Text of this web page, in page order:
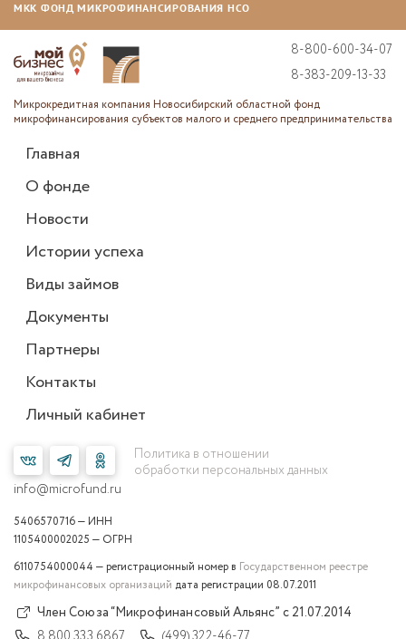
МКК ФОНД МИКРОФИНАНСИРОВАНИЯ НСО
8-800-600-34-07
8-383-209-13-33
Микрокредитная компания Новосибирский областной фонд
микрофинансирования субъектов малого и среднего предпринимательства
Главная
О фонде
Новости
Истории успеха
Виды займов
Документы
Партнеры
Контакты
Личный кабинет
info@microfund.ru
Политика в отношении
обработки персональных данных
5406570716 — ИНН
1105400002025 — ОГРН
6110754000044 — регистрационный номер в Государственном реестре
микрофинансовых организаций дата регистрации 08.07.2011
Член Союза “Микрофинансовый Альянс” с 21.07.2014